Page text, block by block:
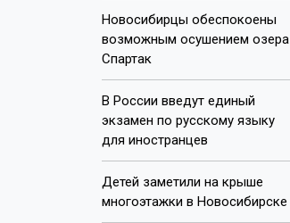
Новосибирцы обеспокоены
возможным осушением озера
Спартак
В России введут единый
экзамен по русскому языку
для иностранцев
Детей заметили на крыше
многоэтажки в Новосибирске